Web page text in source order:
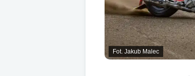
Fot. Jakub Malec